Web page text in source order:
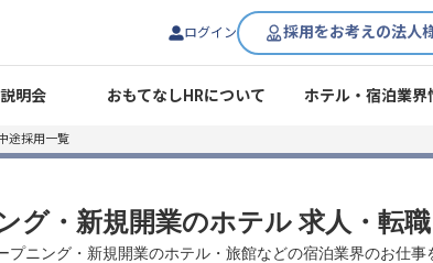
ログイン 採用をお考えの法人
明会 おもてなしHRについて ホテル・宿泊業界
途採用一覧
グ・新規開業のホテル 求人・転
プニング・新規開業のホテル・旅館などの宿泊業界のお仕